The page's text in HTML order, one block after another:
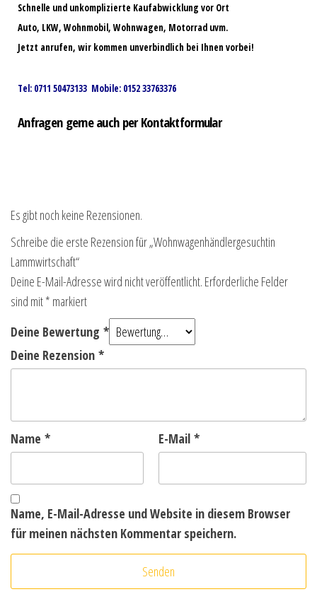
Schnelle und unkomplizierte Kaufabwicklung vor Ort
Auto, LKW, Wohnmobil, Wohnwagen, Motorrad uvm.
Jetzt anrufen, wir kommen unverbindlich bei Ihnen vorbei!
Tel: 0711 50473133 Mobile: 0152 33763376
Anfragen gerne auch per Kontaktformular
Es gibt noch keine Rezensionen.
Schreibe die erste Rezension für „Wohnwagenhändlergesuchtin
Lammwirtschaft“
Deine E-Mail-Adresse wird nicht veröffentlicht. Erforderliche Felder
sind mit* markiert
Deine Bewertung *
Deine Rezension *
Name * E-Mail *
Name, E-Mail-Adresse und Website in diesem Browser
für meinen nächsten Kommentar speichern.